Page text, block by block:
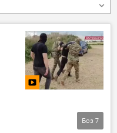
Боз 7